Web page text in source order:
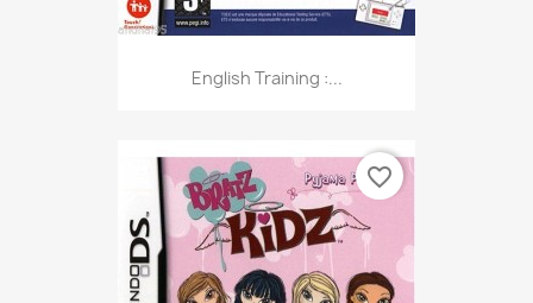
English Training :...
favorite_border